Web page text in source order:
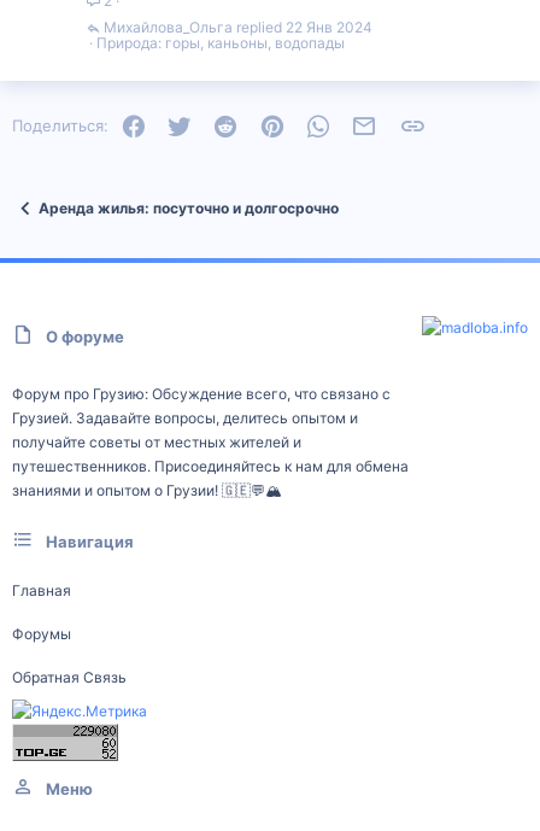
Природа: горы, каньоны, водопады
22 Янв 2024
Михайлова_Ольга
Поделиться: FacebookTwitter Reddit PinterestWhatsAppЭлектронная почта
Аренда жилья: посуточно и долгосрочно
О форуме
Форум про Грузию: Обсуждение всего, что связано с
Грузией. Задавайте вопросы, делитесь опытом и
получайте советы от местных жителей и
путешественников. Присоединяйтесь к нам для обмена
знаниями и опытом о Грузии! 🇬🇪💬🏔️
Навигация
Главная
Форумы
Обратная Связь
Меню